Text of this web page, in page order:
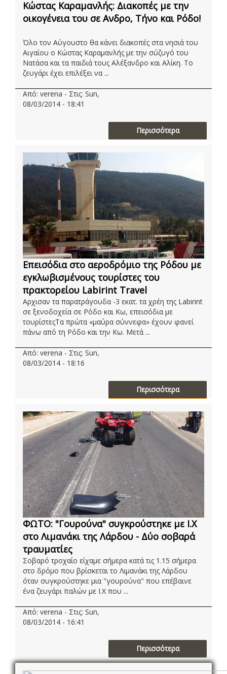
Κώστας Καραμανλής: Διακοπές με την
οικογένεια του σε Ανδρο, Τήνο και Ρόδο!
Όλο τον Αύγουστο θα κάνει διακοπές στα νησιά του
Αιγαίου ο Κώστας Καραμανλής με την σύζυγό του
Νατάσα και τα παιδιά τους Αλέξανδρο και Αλίκη. Το
ζευγάρι έχει επιλέξει να ...
Από: verena - Στις: Sun,
08/03/2014 - 18:41
Περισσότερα
Επεισόδια στο αεροδρόμιο της Ρόδου με
εγκλωβισμένους τουρίστες του
πρακτορείου Labirint Travel
Αρχισαν τα παρατράγουδα -3 εκατ. τα χρέη της Labirint
σε ξενοδοχεία σε Ρόδο και Κω, επεισόδια με
τουρίστεςΤα πρώτα «μαύρα σύννεφα» έχουν φανεί
πάνω από τη Ρόδο και την Κω. Μετά ...
Από: verena - Στις: Sun,
08/03/2014 - 18:16
Περισσότερα
ΦΩΤΟ: "Γουρούνα" συγκρούστηκε με Ι.Χ
στο Λιμανάκι της Λάρδου - Δύο σοβαρά
τραυματίες
Σοβαρό τροχαίο είχαμε σήμερα κατά τις 1.15 σήμερα
στο δρόμο που βρίσκεται το Λιμανάκι της Λάρδου
όταν συγκρούστηκε μια "γουρούνα" που επέβαινε
ένα ζευγάρι Ιταλών με Ι.Χ που ...
Από: verena - Στις: Sun,
08/03/2014 - 16:41
Περισσότερα